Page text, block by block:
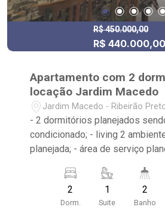
R$ 450.000,00
R$
Apartamento com 2
locação Jardim Macedo
Jardim Macedo - Ribeirão
- 2 dormitórios planejados
condicionado; - living 2
planejada; - área de serviço
espelho; - próximo ao Minas
Paulista - condomínio com : -
Salão de Festa - Piscina Adulto
2
Dorm.
1
Suite
2
Banho